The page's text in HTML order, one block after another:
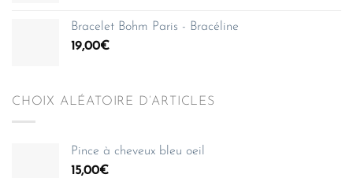
Bracelet Bohm Paris - Bracéline
19,00€
CHOIX ALÉATOIRE D’ARTICLES
Pince à cheveux bleu oeil
15,00€